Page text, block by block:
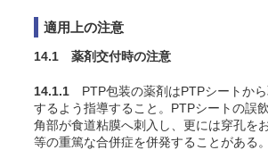
適用上の注意
14.1 薬剤交付時の注意
14.1.1 PTP包装の薬剤はPTPシートか
するよう指導すること。PTPシートの誤
角部が食道粘膜へ刺入し、更には穿孔を
等の重篤な合併症を併発することがある。